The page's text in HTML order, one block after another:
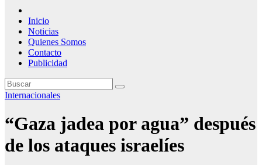
Inicio
Noticias
Quienes Somos
Contacto
Publicidad
Internacionales
“Gaza jadea por agua” después
de los ataques israelíes